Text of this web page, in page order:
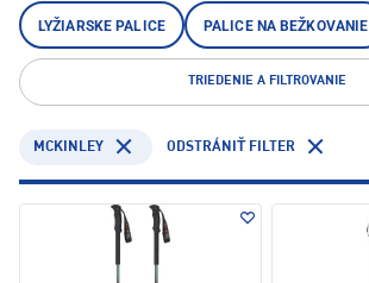
LYŽIARSKE PALICE PALICE NA BEŽKOVANIE
TRIEDENIE A FILTROVANIE
MCKINLEY ODSTRÁNIŤ FILTER